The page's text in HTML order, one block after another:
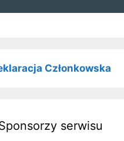
Członkowska
serwisu